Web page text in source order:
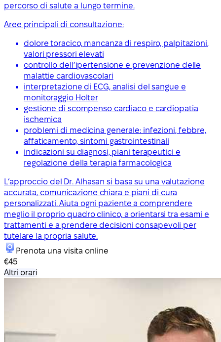
percorso di salute a lungo termine.
Aree principali di consultazione:
dolore toracico, mancanza di respiro, palpitazioni,
valori pressori elevati
controllo dell’ipertensione e prevenzione delle
malattie cardiovascolari
interpretazione di ECG, analisi del sangue e
monitoraggio Holter
gestione di scompenso cardiaco e cardiopatia
ischemica
problemi di medicina generale: infezioni, febbre,
affaticamento, sintomi gastrointestinali
indicazioni su diagnosi, piani terapeutici e
regolazione della terapia farmacologica
L’approccio del Dr. Alhasan si basa su una valutazione
accurata, comunicazione chiara e piani di cura
personalizzati. Aiuta ogni paziente a comprendere
meglio il proprio quadro clinico, a orientarsi tra esami e
trattamenti e a prendere decisioni consapevoli per
tutelare la propria salute.
Prenota una visita online
€45
Altri orari